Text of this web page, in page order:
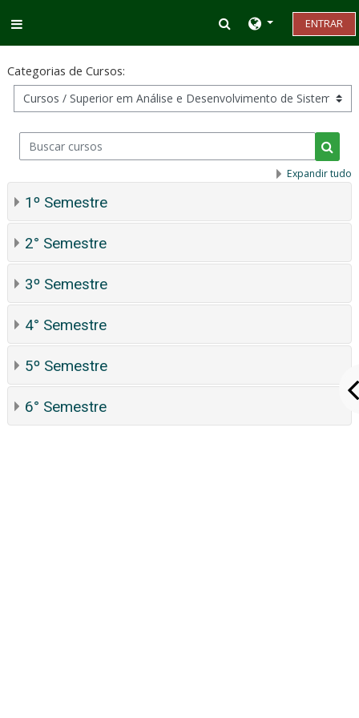
Alternar entrada
ENTRAR
Categorias de Cursos:
Buscar cursos
Expandir tudo
1º Semestre
2° Semestre
3º Semestre
4° Semestre
5º Semestre
6° Semestre